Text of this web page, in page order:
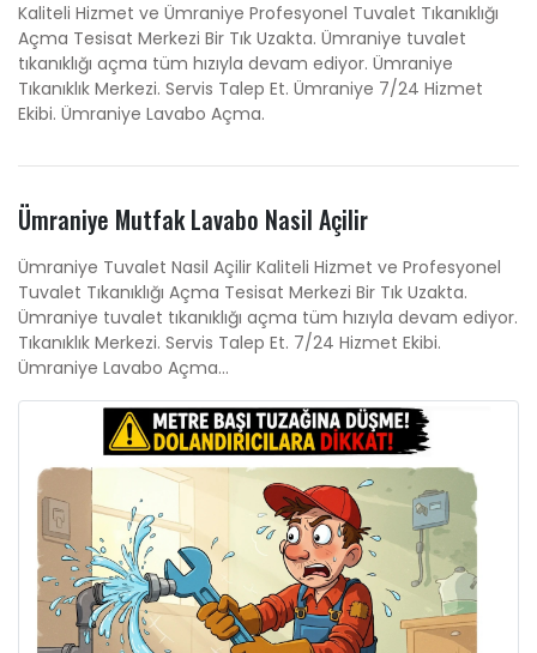
Kaliteli Hizmet ve Ümraniye Profesyonel Tuvalet Tıkanıklığı
Açma Tesisat Merkezi Bir Tık Uzakta. Ümraniye tuvalet
tıkanıklığı açma tüm hızıyla devam ediyor. Ümraniye
Tıkanıklık Merkezi. Servis Talep Et. Ümraniye 7/24 Hizmet
Ekibi. Ümraniye Lavabo Açma.
Ümraniye Mutfak Lavabo Nasil Açilir
Ümraniye Tuvalet Nasil Açilir Kaliteli Hizmet ve Profesyonel
Tuvalet Tıkanıklığı Açma Tesisat Merkezi Bir Tık Uzakta.
Ümraniye tuvalet tıkanıklığı açma tüm hızıyla devam ediyor.
Tıkanıklık Merkezi. Servis Talep Et. 7/24 Hizmet Ekibi.
Ümraniye Lavabo Açma...